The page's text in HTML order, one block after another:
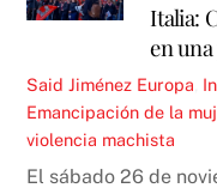
Italia:
en
Said Jiménez Europa
Emancipación de la
violencia machista
El sábado 26 de